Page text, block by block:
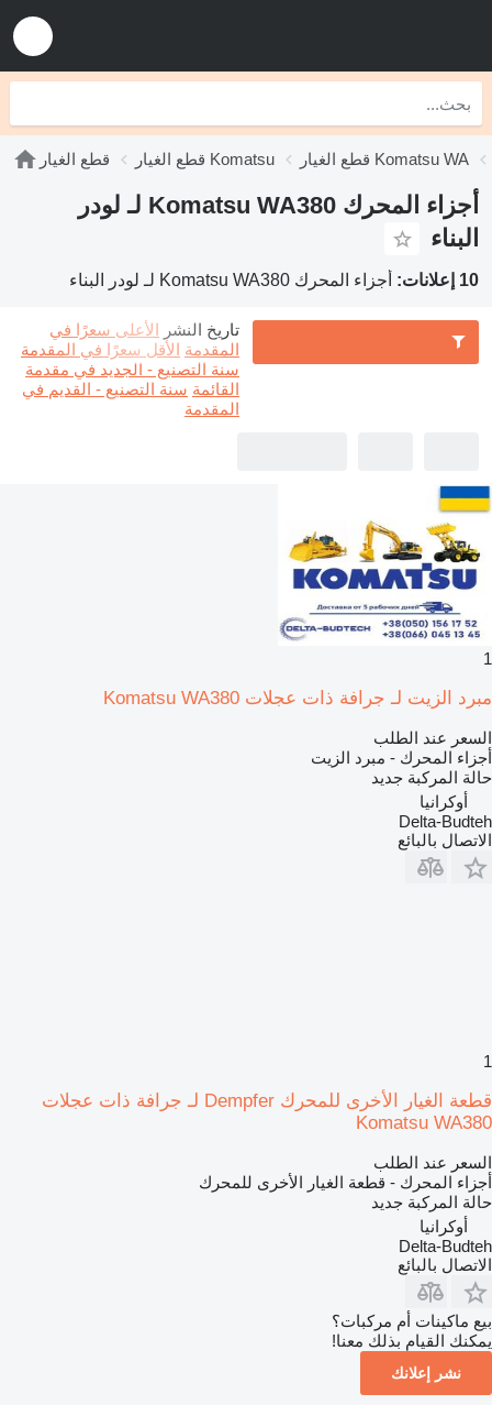
قطع الغيار قطع الغيار Komatsu قطع الغيار Komatsu WA
أجزاء المحرك Komatsu WA380 لـ لودر
البناء
10 إعلانات: أجزاء المحرك Komatsu WA380 لـ لودر البناء
تاريخ النشر الأعلى سعرًا في
المقدمة الأقل سعرًا في المقدمة
سنة التصنيع - الجديد في مقدمة
القائمة سنة التصنيع - القديم في
المقدمة
1
مبرد الزيت لـ جرافة ذات عجلات Komatsu WA380
السعر عند الطلب
أجزاء المحرك - مبرد الزيت
حالة المركبة جديد
أوكرانيا
Delta-Budteh
الاتصال بالبائع
1
قطعة الغيار الأخرى للمحرك Dempfer لـ جرافة ذات عجلات
Komatsu WA380
السعر عند الطلب
أجزاء المحرك - قطعة الغيار الأخرى للمحرك
حالة المركبة جديد
أوكرانيا
Delta-Budteh
الاتصال بالبائع
بيع ماكينات أم مركبات؟
يمكنك القيام بذلك معنا!
نشر إعلانك